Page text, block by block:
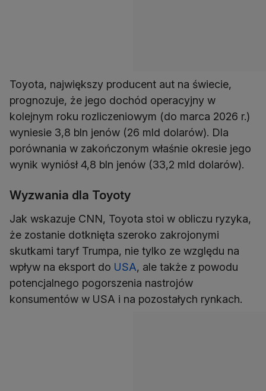
Toyota, największy producent aut na świecie,
prognozuje, że jego dochód operacyjny w
kolejnym roku rozliczeniowym (do marca 2026 r.)
wyniesie 3,8 bln jenów (26 mld dolarów). Dla
porównania w zakończonym właśnie okresie jego
wynik wyniósł 4,8 bln jenów (33,2 mld dolarów).
Wyzwania dla Toyoty
Jak wskazuje CNN, Toyota stoi w obliczu ryzyka,
że ​​zostanie dotknięta szeroko zakrojonymi
skutkami taryf Trumpa, nie tylko ze względu na
wpływ na eksport do USA, ale także z powodu
potencjalnego pogorszenia nastrojów
konsumentów w USA i na pozostałych rynkach.